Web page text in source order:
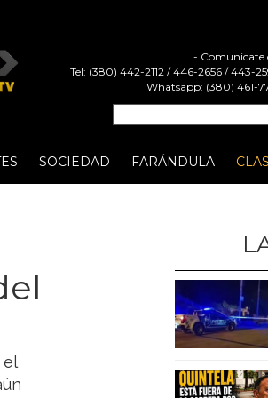
- Comunicate
Tel: (380) 442-2112 / 446-2656 / 443-
Whatsapp: (380) 461-
SOCIEDAD FARÁNDULA
el